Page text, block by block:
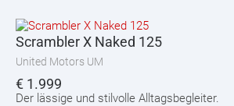
Scrambler X Naked 125
United Motors UM
€ 1.999
Der lässige und stilvolle Alltagsbegleiter.